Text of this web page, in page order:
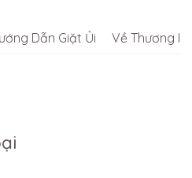
Dẫn Giặt Ủi Về Thương